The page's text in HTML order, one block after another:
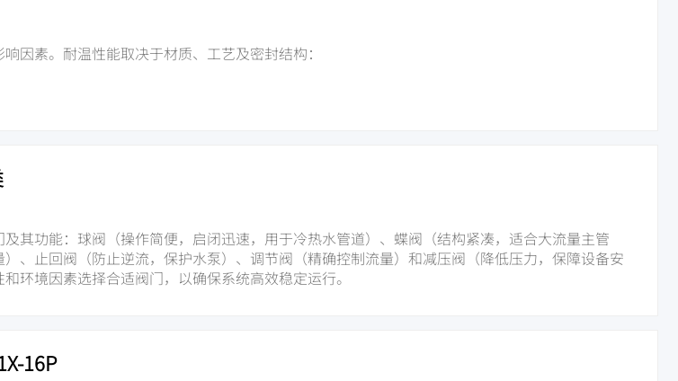
因素。耐温性能取决于材质、工艺及密封结构：
其功能：球阀（操作简便，启闭迅速，用于冷热水管道）、蝶阀（结构紧凑，适合大流量主管
、止回阀（防止逆流，保护水泵）、调节阀（精确控制流量）和减压阀（降低压力，保障设备安
环境因素选择合适阀门，以确保系统高效稳定运行。
16P